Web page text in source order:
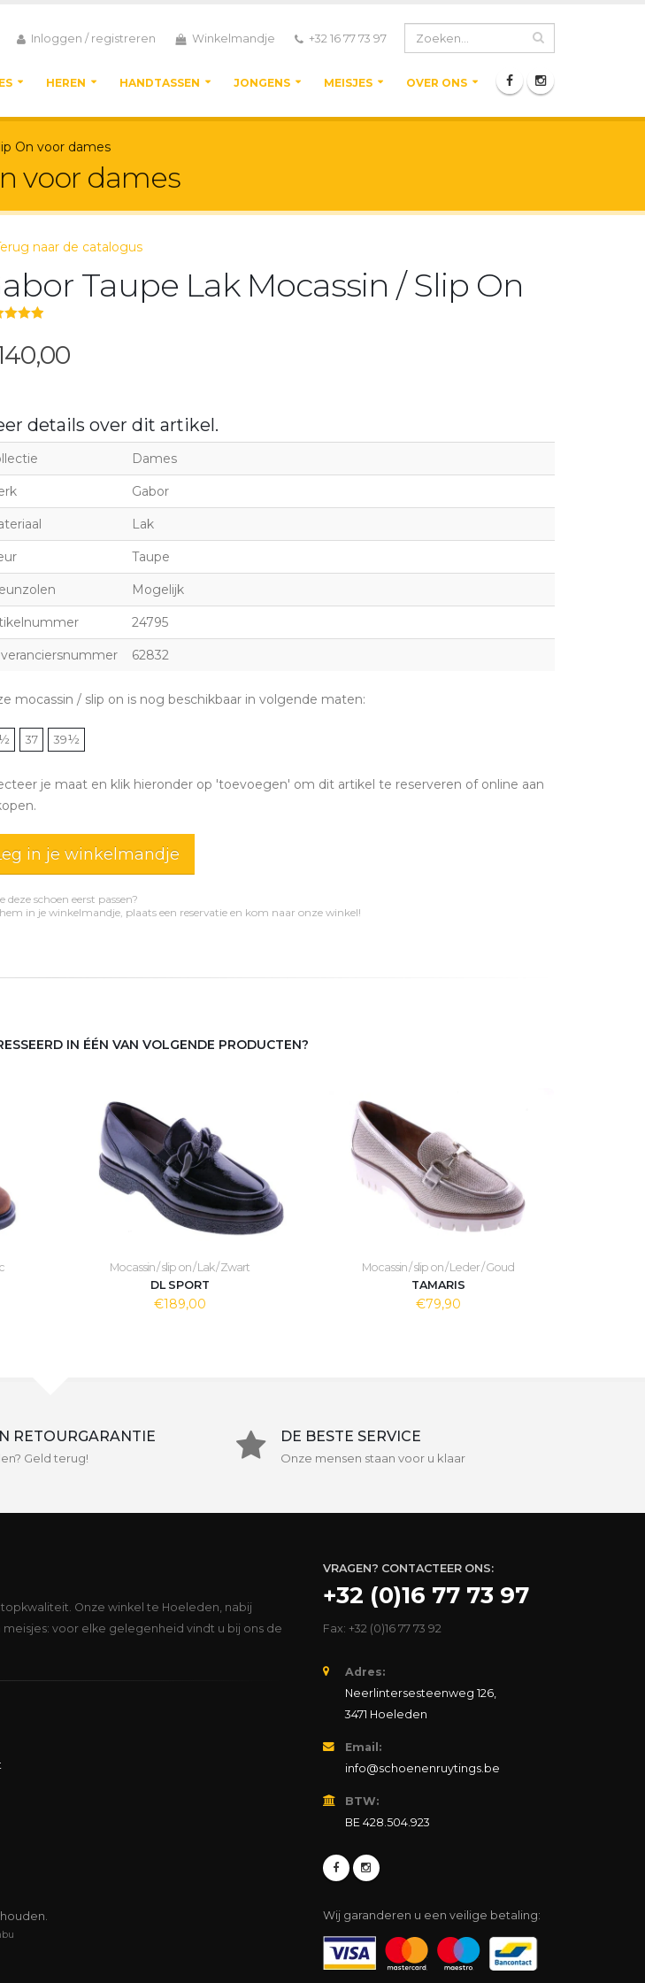
Inloggen / registreren Winkelmandje +32 16 77 73 97
HEREN HANDTASSEN JONGENS MEISJES OVER ONS
On voor dames
voor dames
naar de catalogus
Taupe Lak Mocassin / Slip On
details over dit artikel.
Dames
Gabor
Lak
Taupe
Mogelijk
24795
62832
mocassin / slip on is nog beschikbaar in volgende maten:
37 39½
je maat en klik hieronder op 'toevoegen' om dit artikel te reserveren of online aan
in je winkelmandje
deze schoen eerst passen?
in je winkelmandje, plaats een reservatie en kom naar onze winkel!
IN ÉÉN VAN VOLGENDE PRODUCTEN?
Mocassin / slip on / Lak / Zwart
DL SPORT
€189,00
Mocassin / slip on / Leder / Goud
TAMARIS
€79,90
RETOURGARANTIE
Geld terug!
DE BESTE SERVICE
Onze mensen staan voor u klaar
Onze winkel te Hoeleden, nabij
voor elke gelegenheid vindt u bij ons de
VRAGEN? CONTACTEER ONS:
+32 (0)16 77 73 97
Fax: +32 (0)16 77 73 92
Adres:
Neerlintersesteenweg 126,
3471 Hoeleden
Email:
info@schoenenruytings.be
BTW:
BE 428.504.923
Wij garanderen u een veilige betaling: